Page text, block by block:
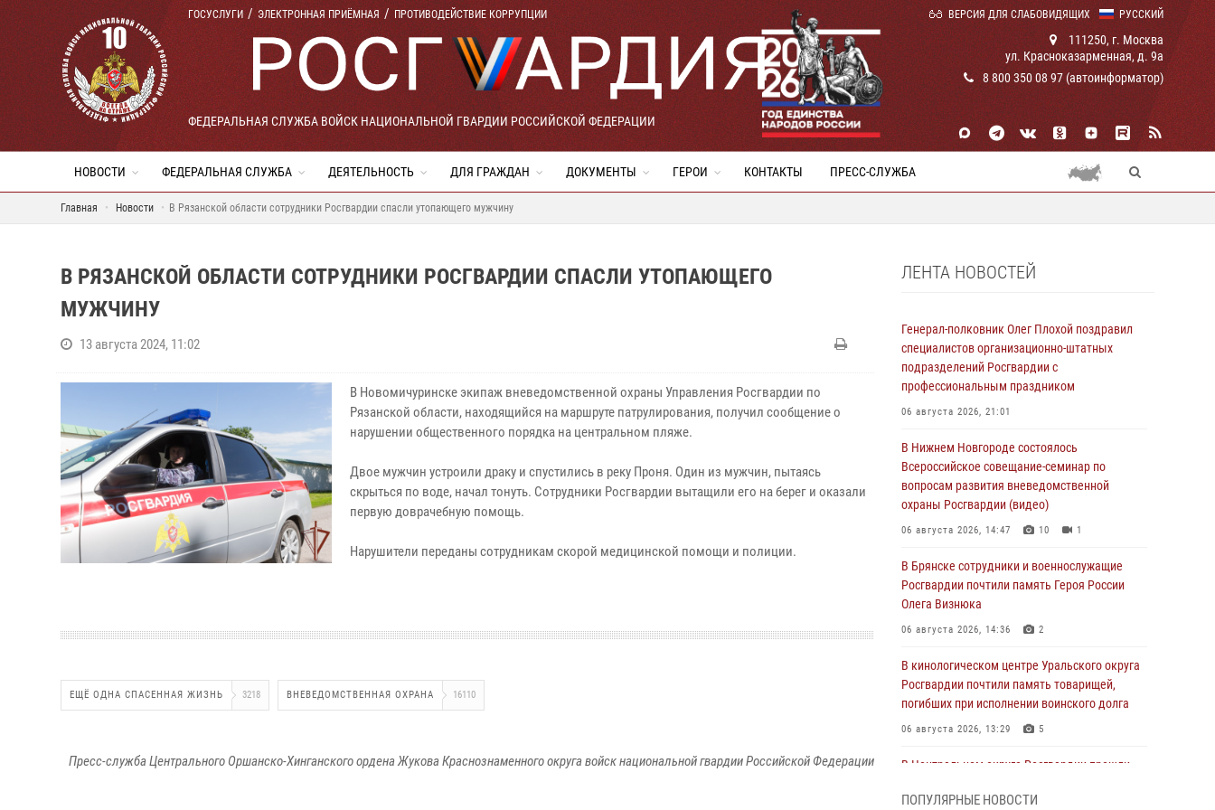
РУССКИЙ
ГОСУСЛУГИ ЭЛЕКТРОННАЯ ПРИЁМНАЯ ПРОТИВОДЕЙСТВИЕ КОРРУПЦИИ ВЕРСИЯ ДЛЯ СЛАБОВИДЯЩИХ
ФЕДЕРАЛЬНАЯ СЛУЖБА ВОЙСК НАЦИОНАЛЬНОЙ ГВАРДИИ РОССИЙСКОЙ ФЕДЕРАЦИИ
111250, г. Москва
ул. Красноказарменная, д. 9а
8 800 350 08 97 (автоинформатор)
НОВОСТИ ФЕДЕРАЛЬНАЯ СЛУЖБА ДЕЯТЕЛЬНОСТЬ ДЛЯ ГРАЖДАН ДОКУМЕНТЫ ГЕРОИ КОНТАКТЫ ПРЕСС-СЛУЖБА
Главная Новости В Рязанской области сотрудники Росгвардии спасли утопающего мужчину
В РЯЗАНСКОЙ ОБЛАСТИ СОТРУДНИКИ РОСГВАРДИИ СПАСЛИ УТОПАЮЩЕГО
МУЖЧИНУ
13 августа 2024, 11:02
В Новомичуринске экипаж вневедомственной охраны Управления Росгвардии по
Рязанской области, находящийся на маршруте патрулирования, получил сообщение о
нарушении общественного порядка на центральном пляже.
Двое мужчин устроили драку и спустились в реку Проня. Один из мужчин, пытаясь
скрыться по воде, начал тонуть. Сотрудники Росгвардии вытащили его на берег и оказали
первую доврачебную помощь.
Нарушители переданы сотрудникам скорой медицинской помощи и полиции.
ЕЩЁ ОДНА СПАСЕННАЯ ЖИЗНЬ 3218 ВНЕВЕДОМСТВЕННАЯ ОХРАНА 16110
Пресс-служба Центрального Оршанско-Хинганского ордена Жукова Краснознаменного округа войск национальной гвардии Российской Федерации
ЛЕНТА НОВОСТЕЙ
Генерал-полковник Олег Плохой поздравил
специалистов организационно-штатных
подразделений Росгвардии с
профессиональным праздником
06 августа 2026, 21:01
В Нижнем Новгороде состоялось
Всероссийское совещание-семинар по
вопросам развития вневедомственной
охраны Росгвардии (видео)
06 августа 2026, 14:47 10 1
В Брянске сотрудники и военнослужащие
Росгвардии почтили память Героя России
Олега Визнюка
06 августа 2026, 14:36 2
В кинологическом центре Уральского округа
Росгвардии почтили память товарищей,
погибших при исполнении воинского долга
06 августа 2026, 13:29 5
В Центральном округе Росгвардии прошли
И.К. Яковлева
ПОПУЛЯРНЫЕ НОВОСТИ